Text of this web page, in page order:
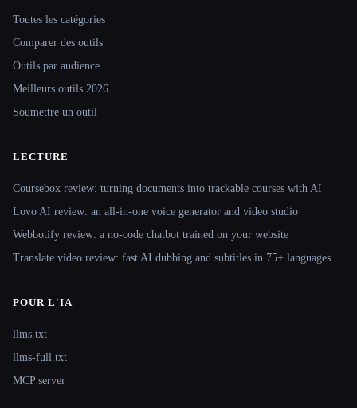
Toutes les catégories
Comparer des outils
Outils par audience
Meilleurs outils 2026
Soumettre un outil
LECTURE
Coursebox review: turning documents into trackable courses with AI
Lovo AI review: an all-in-one voice generator and video studio
Webbotify review: a no-code chatbot trained on your website
Translate.video review: fast AI dubbing and subtitles in 75+ languages
POUR L'IA
llms.txt
llms-full.txt
MCP server